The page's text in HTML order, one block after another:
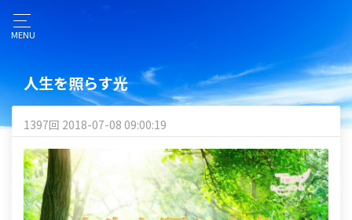
MENU
人生を照らす光
1397回 2018-07-08 09:00:19